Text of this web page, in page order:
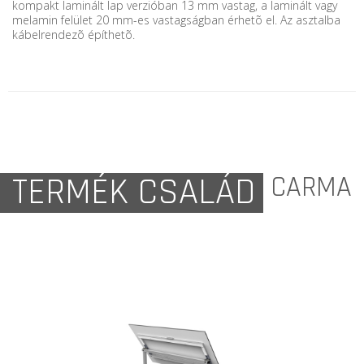
kompakt laminált lap verzióban 13 mm vastag, a laminált vagy
melamin felület 20 mm-es vastagságban érhetõ el. Az asztalba
kábelrendezõ építhetõ.
TERMÉK CSALÁD CARMA